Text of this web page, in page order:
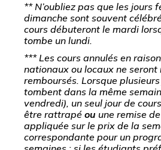
** N’oubliez pas que les jours
dimanche sont souvent
cours débuteront le mardi
tombe un lundi.
*** Les cours annulés en
nationaux ou locaux ne
remboursés. Lorsque
tombent dans la même
vendredi), un seul jour de
être rattrapé ou une remise
appliquée sur le prix de la
correspondante pour un